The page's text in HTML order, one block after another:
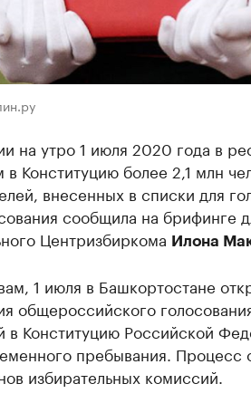
на утро 1 июля 2020 года в
в Конституцию более 2,1 млн
внесенных в списки для
сообщила на брифинге
Центризбиркома Илона
1 июля в Башкортостане
общероссийского
в Конституцию Российской
пребывания. Процесс
избирательных комиссий.